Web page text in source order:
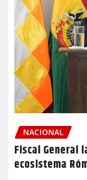
NACIONAL
Fiscal General
ecosistema